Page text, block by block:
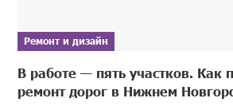
Ремонт и дизайн
В работе — пять участков. Как
ремонт дорог в Нижнем